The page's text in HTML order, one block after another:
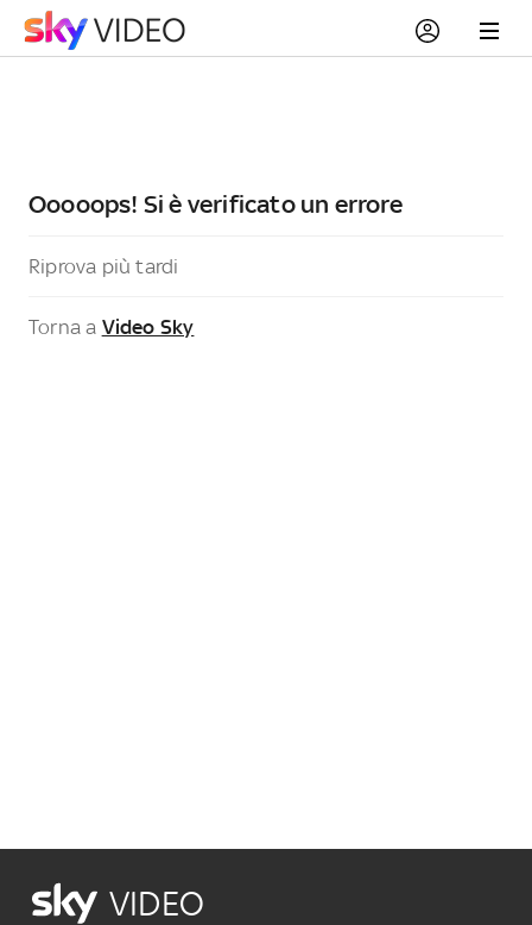
Ooooops! Si è verificato un errore
Riprova più tardi
Torna a Video Sky
VIDEO